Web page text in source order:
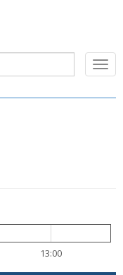
13:00